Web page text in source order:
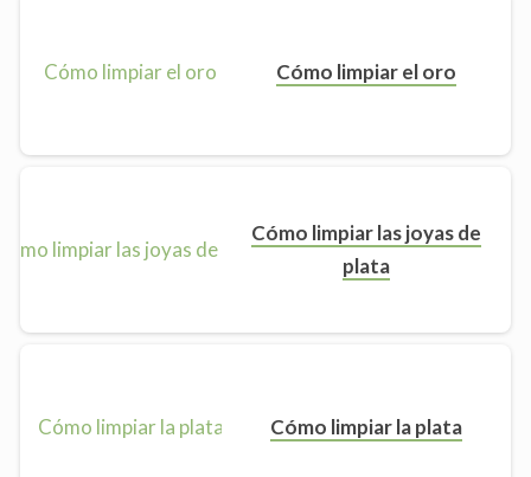
Cómo limpiar el oro
Cómo limpiar las joyas de
plata
Cómo limpiar la plata